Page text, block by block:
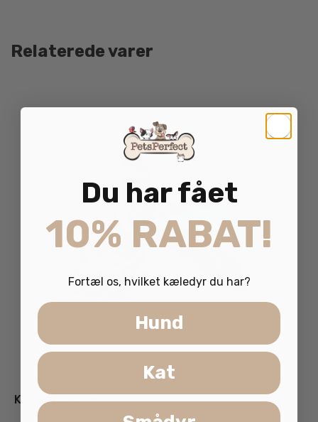
Relaterede varer
KONG Wubba Finz
Du har fået
10% RABAT!
Fortæl os, hvilket kæledyr du har?
Hund
Kat